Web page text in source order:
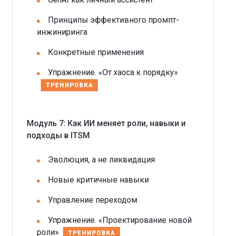
Принципы эффективного промпт-
инжиниринга
Конкретные применения
Упражнение. «От хаоса к порядку»
ТРЕНИРОВКА
Модуль 7: Как ИИ меняет роли, навыки и
подходы в ITSM
Эволюция, а не ликвидация
Новые критичные навыки
Управление переходом
Упражнение. «Проектирование новой
роли»
ТРЕНИРОВКА